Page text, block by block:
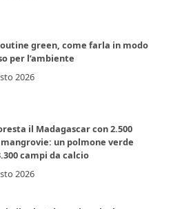
green, come farla in modo
per l’ambiente
2026
il Madagascar con 2.500
un polmone verde
campi da calcio
2026